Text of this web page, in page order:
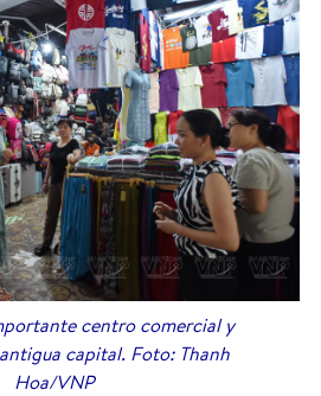
centro comercial y
capital. Foto: Thanh
Hoa/VNP